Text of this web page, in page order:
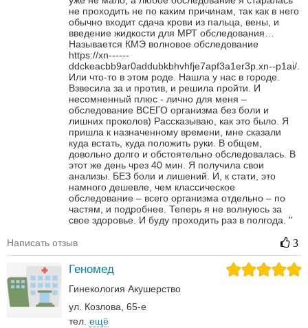
не проходить не по каким причинам, так как в него
обычно входит сдача крови из пальца, вены, и
введение жидкости для МРТ обследования…
Называется КМЭ волновое обследование
https://xn------
ddckeacbb9ar0addubkbhvhfje7apf3a1er3p.xn--p1ai/.
Или что-то в этом роде. Нашла у нас в городе.
Взвесила за и против, и решила пройти. И
несомненный плюс - лично для меня –
обследование ВСЕГО организма без боли и
лишних проколов) Рассказываю, как это было. Я
пришла к назначенному времени, мне сказали
куда встать, куда положить руки. В общем,
довольно долго и обстоятельно обследовалась. В
этот же день чрез 40 мин. Я получила свои
анализы. БЕЗ боли и лишений. И, к стати, это
намного дешевле, чем классическое
обследование – всего организма отдельно – по
частям, и подробнее. Теперь я не волнуюсь за
свое здоровье. И буду проходить раз в полгода. "
Написать отзыв 3
Геномед
Гинекология Акушерство
ул. Козлова, 65-е
тел. ещё